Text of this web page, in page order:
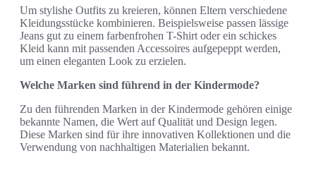
Um stylishe Outfits zu kreieren, können Eltern verschiedene
Kleidungsstücke kombinieren. Beispielsweise passen lässige
Jeans gut zu einem farbenfrohen T-Shirt oder ein schickes
Kleid kann mit passenden Accessoires aufgepeppt werden,
um einen eleganten Look zu erzielen.
Welche Marken sind führend in der Kindermode?
Zu den führenden Marken in der Kindermode gehören einige
bekannte Namen, die Wert auf Qualität und Design legen.
Diese Marken sind für ihre innovativen Kollektionen und die
Verwendung von nachhaltigen Materialien bekannt.